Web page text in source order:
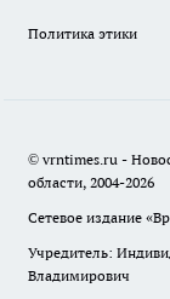
Политика этики
© vrntimes.ru -
области, 2004-2026
Сетевое издание
Учредитель:
Владимирович